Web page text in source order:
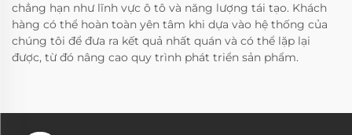
chẳng hạn như lĩnh vực ô tô và năng lượng tái tạo. Khách
hàng có thể hoàn toàn yên tâm khi dựa vào hệ thống của
chúng tôi để đưa ra kết quả nhất quán và có thể lặp lại
được, từ đó nâng cao quy trình phát triển sản phẩm.